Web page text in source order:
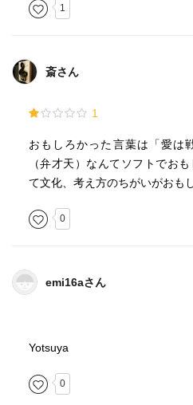
1
斎さん
1
おもしろかった言葉は「愛は
（弁才天）なんてソフトでお
て文化、考え方のちがいがおも
0
emi16aさん
Yotsuya
0